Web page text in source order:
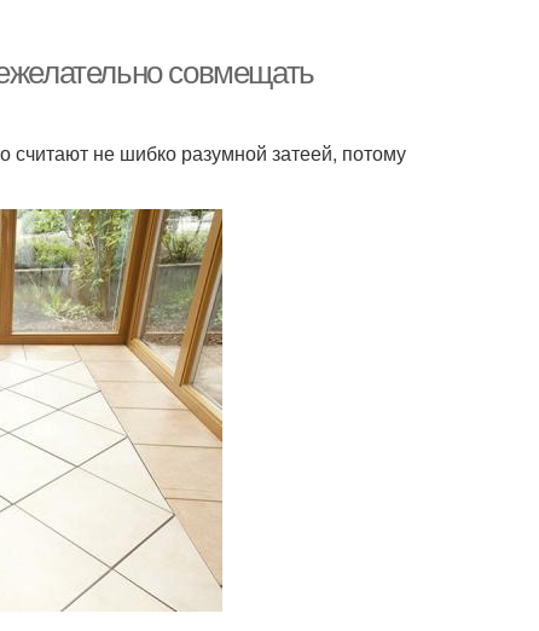
совмещать
не шибко разумной затеей, потому